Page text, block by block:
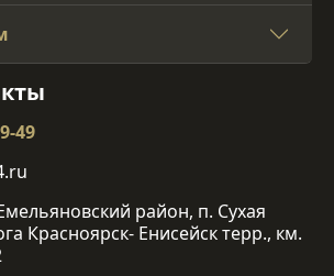
49
район, п. Сухая
Красноярск- Енисейск терр., км.